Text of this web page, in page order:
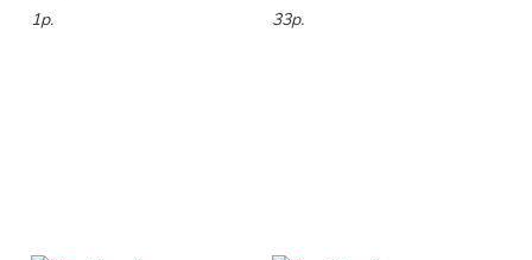
1р. 33р.